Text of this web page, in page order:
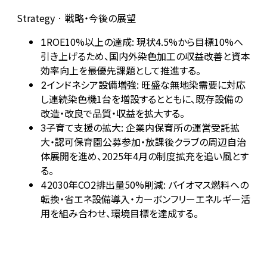
Strategy · 戦略・今後の展望
1ROE10%以上の達成: 現状4.5%から目標10%へ
引き上げるため、国内外染色加工の収益改善と資本
効率向上を最優先課題として推進する。
2インドネシア設備増強: 旺盛な無地染需要に対応
し連続染色機1台を増設するとともに、既存設備の
改造・改良で品質・収益を拡大する。
3子育て支援の拡大: 企業内保育所の運営受託拡
大・認可保育園公募参加・放課後クラブの周辺自治
体展開を進め、2025年4月の制度拡充を追い風とす
る。
42030年CO2排出量50%削減: バイオマス燃料への
転換・省エネ設備導入・カーボンフリーエネルギー活
用を組み合わせ、環境目標を達成する。